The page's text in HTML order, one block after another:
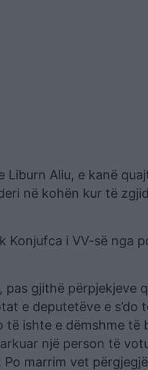
Liburn Aliu, e kanë
në kohën kur të
i VV-së nga
pas gjithë përpjekjeve
e deputetëve e s’do
ishte e dëmshme të
një person të
marrim vet